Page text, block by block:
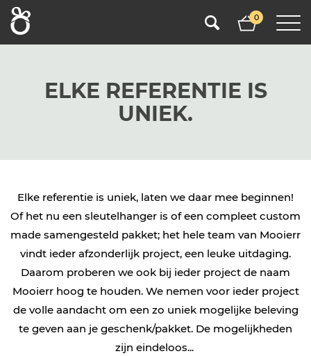
0
ELKE REFERENTIE IS
UNIEK.
Elke referentie is uniek, laten we daar mee beginnen!
Of het nu een sleutelhanger is of een compleet custom
made samengesteld pakket; het hele team van Mooierr
vindt ieder afzonderlijk project, een leuke uitdaging.
Daarom proberen we ook bij ieder project de naam
Mooierr hoog te houden. We nemen voor ieder project
de volle aandacht om een zo uniek mogelijke beleving
te geven aan je geschenk/pakket. De mogelijkheden
zijn eindeloos...